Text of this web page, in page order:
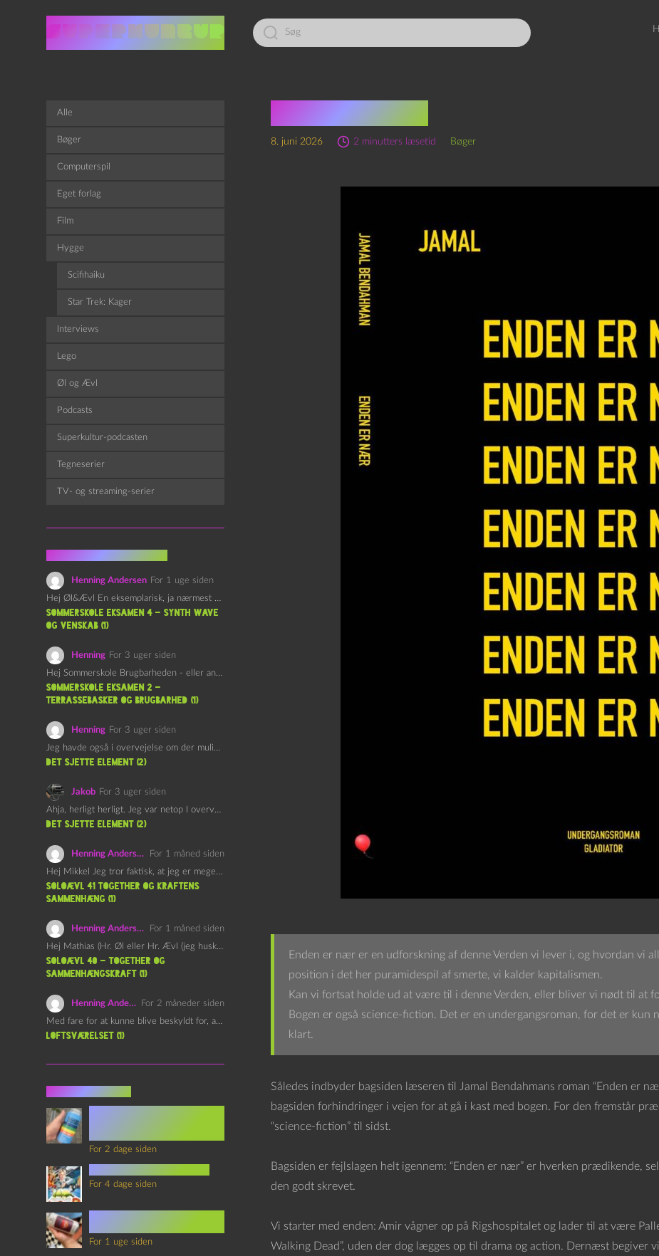
Led
efter:
Enden er nær
8. juni 2026 2 minutters læsetid Bøger
Enden er nær er en udforskning af denne Verden vi lever i, og hvordan vi
position i det her puramidespil af smerte, vi kalder kapitalismen.
Kan vi fortsat holde ud at være til i denne Verden, eller bliver vi nødt til at
Bogen er også science-fiction. Det er en undergangsroman, for det er kun
klart.
Således indbyder bagsiden læseren til Jamal Bendahmans roman “Enden er
bagsiden forhindringer i vejen for at gå i kast med bogen. For den fremstår
“science-fiction” til sidst.
Bagsiden er fejlslagen helt igennem: “Enden er nær” er hverken prædikende,
den godt skrevet.
Vi starter med enden: Amir vågner op på Rigshospitalet og lader til at være
Walking Dead”, uden der dog lægges op til drama og action. Dernæst begiver
Alle
Bøger
Computerspil
Eget forlag
Film
Hygge
Scifihaiku
Star Trek: Kager
Interviews
Lego
Øl og Ævl
Podcasts
Superkultur-podcasten
Tegneserier
TV- og streaming-serier
Henning Andersen For 1 uge siden
Hej Øl&Ævl En eksemplarisk, ja nærmest yndefuld, afslutning på SOMMERSKOLEN.…
Sommerskole Eksamen 4 – Synth Wave
og Venskab (1)
Henning For 3 uger siden
Hej Sommerskole Brugbarheden - eller anvendeligheden - af "Øl&Ævl" er…
Sommerskole Eksamen 2 –
Terrassebasker og Brugbarhed (1)
Henning For 3 uger siden
Jeg havde også i overvejelse om der muligvis kunne være…
det sjette element (2)
Jakob For 3 uger siden
Ahja, herligt herligt. Jeg var netop I overvejelser om at…
det sjette element (2)
Henning Andersen
For 1 måned siden
Hej Mikkel Jeg tror faktisk, at jeg er meget enig…
Soloævl 41 Together og Kraftens
Sammenhæng (1)
Henning Andersen
For 1 måned siden
Hej Mathias (Hr. Øl eller Hr. Ævl (jeg husker ikke…
Soloævl 40 – Together og
sammenhængskraft (1)
Henning Andersen
For 2 måneder siden
Med fare for at kunne blive beskyldt for, at være…
Loftsværelset (1)
For 2 dage siden
For 4 dage siden
For 1 uge siden